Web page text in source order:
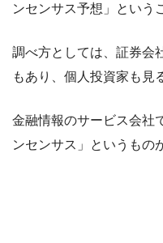
ンセンサス予想」という
調べ方としては、証券会
もあり、個人投資家も見
金融情報のサービス会社
ンセンサス」というもの